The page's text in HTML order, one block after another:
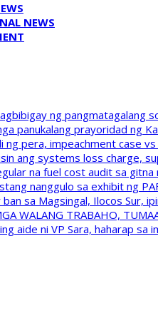
NEWS
ng pangmatagalang
panukalang prayoridad ng
ng pera, impeachment case
ang systems loss charge,
na fuel cost audit sa
nanggulo sa exhibit ng
sa Magsingal, Ilocos Sur,
WALANG TRABAHO,
aide ni VP Sara, haharap sa